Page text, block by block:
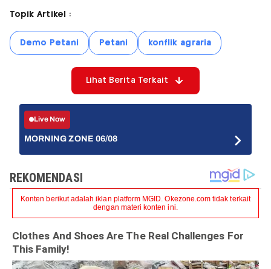
Topik Artikel :
Demo Petani Petani konflik agraria
Lihat Berita Terkait
Live Now
MORNING ZONE 06/08